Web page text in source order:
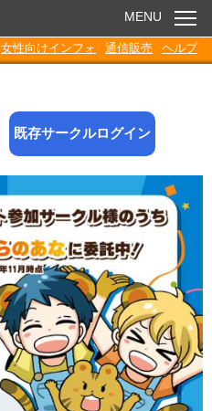
お知らせ
電子書籍
Q&A
各種ダウンロード
MENU
女性向けインフォ 通信販売 ヘルプ
既存サークルログイン